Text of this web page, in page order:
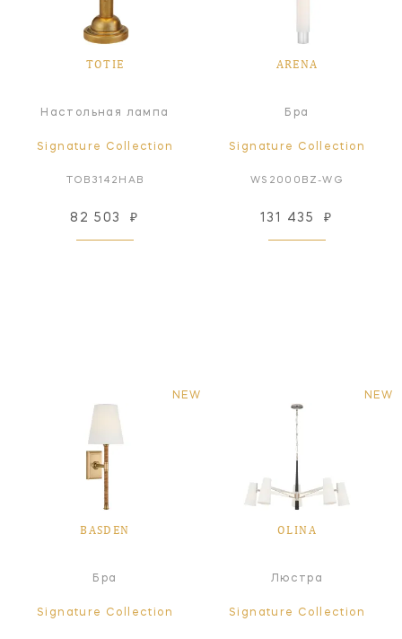
TOTIE
Настольная лампа
Signature Collection
TOB3142HAB
82 503 ₽
ARENA
Бра
Signature Collection
WS2000BZ-WG
131 435 ₽
NEW
BASDEN
Бра
Signature Collection
NEW
OLINA
Люстра
Signature Collection